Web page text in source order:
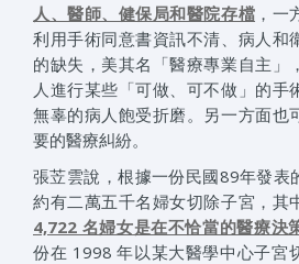
人、醫師、健保局和醫院存檔 ，一
利用手術同意書資訊不清、病人和
的缺失，美其名「醫療專業自主」
人進行某些「可做、可不做」的手
無辜的病人飽受折磨。另一方面也
要的醫療糾紛。
張苙雲說，根據一份民國89年發表
約有二萬五千名婦女切除子宮，其
4,722 名婦女是在不恰當的醫療決
份在 1998 年以某大醫學中心子宮